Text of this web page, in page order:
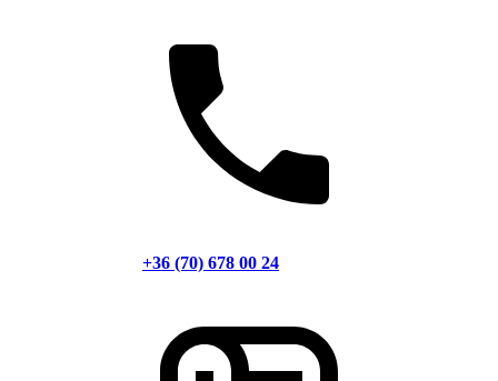
+36 (70) 678 00 24